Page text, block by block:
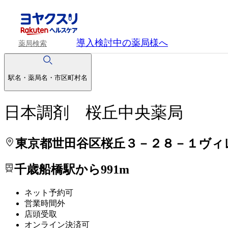
薬局検索 導入検討中の薬局様へ
駅名・薬局名・市区町村名
日本調剤 桜丘中央薬局
東京都世田谷区桜丘３－２８－１ヴィ
千歳船橋駅から991m
ネット予約可
営業時間外
店頭受取
オンライン決済可
処方せんを送って待ち時間を短く！
処方せんを送って待ち時間を短く！